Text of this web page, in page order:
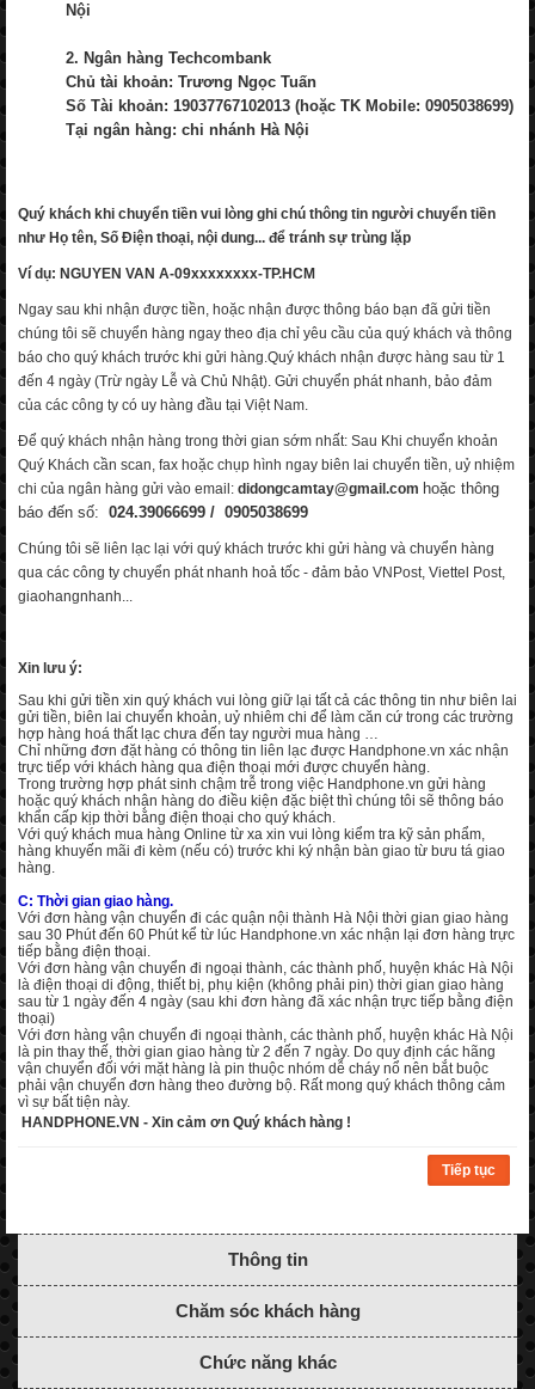
Nội
2. Ngân hàng Techcombank
Chủ tài khoản: Trương Ngọc Tuấn
Số Tài khoản: 19037767102013 (hoặc TK Mobile: 0905038699)
Tại ngân hàng: chi nhánh Hà Nội
Quý khách khi chuyển tiền vui lòng ghi chú thông tin người chuyển tiền
như Họ tên, Số Điện thoại, nội dung... để tránh sự trùng lặp
Ví dụ: NGUYEN VAN A-09xxxxxxxx-TP.HCM
Ngay sau khi nhận được tiền, hoặc nhận được thông báo bạn đã gửi tiền
chúng tôi sẽ chuyển hàng ngay theo địa chỉ yêu cầu của quý khách và thông
báo cho quý khách trước khi gửi hàng.Quý khách nhận được hàng sau từ 1
đến 4 ngày (Trừ ngày Lễ và Chủ Nhật). Gửi chuyển phát nhanh, bảo đảm
của các công ty có uy hàng đầu tại Việt Nam.
Để quý khách nhận hàng trong thời gian sớm nhất: Sau Khi chuyển khoản
Quý Khách cần scan, fax hoặc chụp hình ngay biên lai chuyển tiền, uỷ nhiệm
chi của ngân hàng gửi vào email: didongcamtay@gmail.com hoặc thông
báo đến số: 024.39066699 / 0905038699
Chúng tôi sẽ liên lạc lại với quý khách trước khi gửi hàng và chuyển hàng
qua các công ty chuyển phát nhanh hoả tốc - đảm bảo VNPost, Viettel Post,
giaohangnhanh...
Xin lưu ý:
Sau khi gửi tiền xin quý khách vui lòng giữ lại tất cả các thông tin như biên lai
gửi tiền, biên lai chuyển khoản, uỷ nhiêm chi để làm căn cứ trong các trường
hợp hàng hoá thất lạc chưa đến tay người mua hàng …
Chỉ những đơn đặt hàng có thông tin liên lạc được Handphone.vn xác nhận
trực tiếp với khách hàng qua điện thoại mới được chuyển hàng.
Trong trường hợp phát sinh chậm trễ trong việc Handphone.vn gửi hàng
hoặc quý khách nhận hàng do điều kiện đặc biệt thì chúng tôi sẽ thông báo
khẩn cấp kịp thời bằng điện thoại cho quý khách.
Với quý khách mua hàng Online từ xa xin vui lòng kiểm tra kỹ sản phẩm,
hàng khuyến mãi đi kèm (nếu có) trước khi ký nhận bàn giao từ bưu tá giao
hàng.
C: Thời gian giao hàng.
Với đơn hàng vận chuyển đi các quận nội thành Hà Nội thời gian giao hàng
sau 30 Phút đến 60 Phút kể từ lúc Handphone.vn xác nhận lại đơn hàng trực
tiếp bằng điện thoại.
Với đơn hàng vận chuyển đi ngoại thành, các thành phố, huyện khác Hà Nội
là điện thoại di động, thiết bị, phụ kiện (không phải pin) thời gian giao hàng
sau từ 1 ngày đến 4 ngày (sau khi đơn hàng đã xác nhận trực tiếp bằng điện
thoại)
Với đơn hàng vận chuyển đi ngoại thành, các thành phố, huyện khác Hà Nội
là pin thay thế, thời gian giao hàng từ 2 đến 7 ngày. Do quy định các hãng
vận chuyển đối với mặt hàng là pin thuộc nhóm dễ cháy nổ nên bắt buộc
phải vận chuyển đơn hàng theo đường bộ. Rất mong quý khách thông cảm
vì sự bất tiện này.
HANDPHONE.VN - Xin cảm ơn Quý khách hàng !
Tiếp tục
Thông tin
Chăm sóc khách hàng
Chức năng khác